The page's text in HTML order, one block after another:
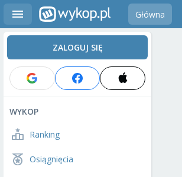
Główna
ZALOGUJ SIĘ
WYKOP
Ranking
Osiągnięcia